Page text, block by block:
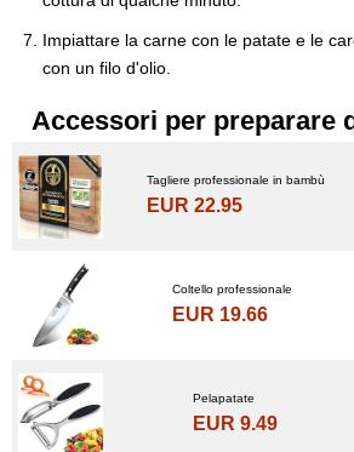
Impiattare la carne con le patate e le
con un filo d'olio.
Accessori per preparare
Tagliere professionale in bambù
EUR 22.95
Coltello professionale
EUR 19.66
Pelapatate
EUR 9.49